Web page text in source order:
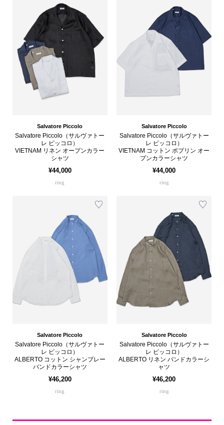
Salvatore Piccolo
Salvatore Piccolo（サルヴァトー
レ ピッコロ）
VIETNAM リネン オープンカラー
シャツ
¥44,000
ring
Salvatore Piccolo
Salvatore Piccolo（サルヴァトー
レ ピッコロ）
VIETNAM コットン ポプリン オー
プンカラーシャツ
¥44,000
ring
Salvatore Piccolo
Salvatore Piccolo（サルヴァトー
レ ピッコロ）
ALBERTO コットン シャンブレー
バンドカラーシャツ
¥46,200
ring
Salvatore Piccolo
Salvatore Piccolo（サルヴァトー
レ ピッコロ）
ALBERTO リネン バンドカラーシ
ャツ
¥46,200
ring